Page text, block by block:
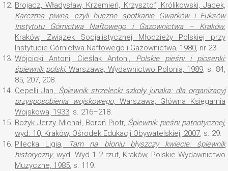
12. Brojacz, Władysław, Krzemień, Krzysztof, Królikowski, Jacek,
Karczma piwna, czyli huczne spotkanie Gwarków i Fuksów
Instytutu Górnictwa Naftowego i Gazownictwa – Kraków,
Kraków, Związek Socjalistycznej Młodzieży Polskiej przy
Instytucie Górnictwa Naftowego i Gazownictwa, 1980, nr 23.
13. Wójcicki Antoni, Cieślak Antoni, Polskie pieśni i piosenki:
śpiewnik polski, Warszawa, Wydawnictwo Polonia, 1989, s. 84,
85, 207, 208.
14. Cepelli Jan, Śpiewnik strzelecki szkoły junaka: dla organizacyj
przysposobienia wojskowego, Warszawa, Główna Księgarnia
Wojskowa, 1933, s. 216–218.
15. Bożyk Jerzy Michał, Boroń Piotr, Śpiewnik pieśni patriotycznej,
wyd. 10, Kraków, Ośrodek Edukacji Obywatelskiej, 2007, s. 29.
16. Pilecka Ligia,
Tam na błoniu błyszczy kwiecie: śpiewnik
historyczny, wyd. Wyd 1 2 rzut, Kraków, Polskie Wydawnictwo
Muzyczne, 1985, s. 119.